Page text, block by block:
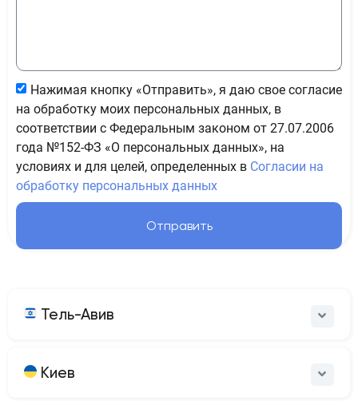
Нажимая кнопку «Отправить», я даю свое согласие
на обработку моих персональных данных, в
соответствии с Федеральным законом от 27.07.2006
года №152-ФЗ «О персональных данных», на
условиях и для целей, определенных в Согласии на
обработку персональных данных
Отправить
Тель-Авив
Киев